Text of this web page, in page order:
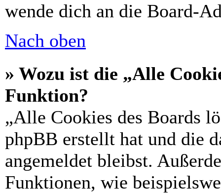
wende dich an die Board-
Nach oben
» Wozu ist die „Alle
Funktion?
„Alle Cookies des Boards
phpBB erstellt hat und die
angemeldet bleibst.
Funktionen, wie